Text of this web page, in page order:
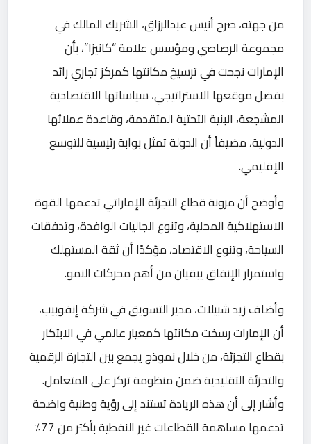
من جهته، صرح أنيس عبدالرزاق، الشريك المالك في
مجموعة الرصاصي ومؤسس علامة “كانيزا”، بأن
الإمارات نجحت في ترسيخ مكانتها كمركز تجاري رائد
بفضل موقعها الاستراتيجي، سياساتها الاقتصادية
المشجعة، البنية التحتية المتقدمة، وقاعدة عملائها
الدولية، مضيفاً أن الدولة تمثل بوابة رئيسية للتوسع
الإقليمي.
وأوضح أن مرونة قطاع التجزئة الإماراتي تدعمها القوة
الاستهلاكية المحلية، وتنوع الجاليات الوافدة، وتدفقات
السياحة، وتنوع الاقتصاد، مؤكدًا أن ثقة المستهلك
واستمرار الإنفاق يبقيان من أهم محركات النمو.
وأضاف زيد شبيلات، مدير التسويق في شركة إنفوبيب،
أن الإمارات رسخت مكانتها كمعيار عالمي في الابتكار
بقطاع التجزئة، من خلال نموذج يجمع بين التجارة الرقمية
والتجزئة التقليدية ضمن منظومة تركز على المتعامل.
وأشار إلى أن هذه الريادة تستند إلى رؤية وطنية واضحة
تدعمها مساهمة القطاعات غير النفطية بأكثر من 77٪